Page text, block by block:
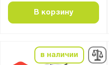
В корзину
в наличии